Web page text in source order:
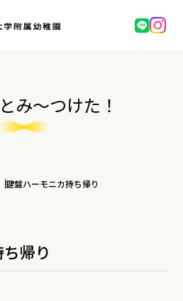
み～つけた！
鍵盤ハーモニカ持ち帰り
帰り